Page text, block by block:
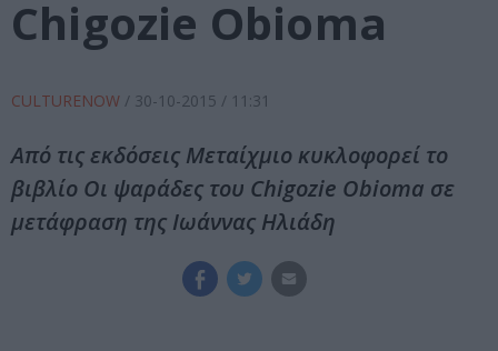
Chigozie Obioma
CULTURENOW / 30-10-2015 / 11:31
Από τις εκδόσεις Μεταίχμιο κυκλοφορεί το
βιβλίο Οι ψαράδες του Chigozie Obioma σε
μετάφραση της Ιωάννας Ηλιάδη